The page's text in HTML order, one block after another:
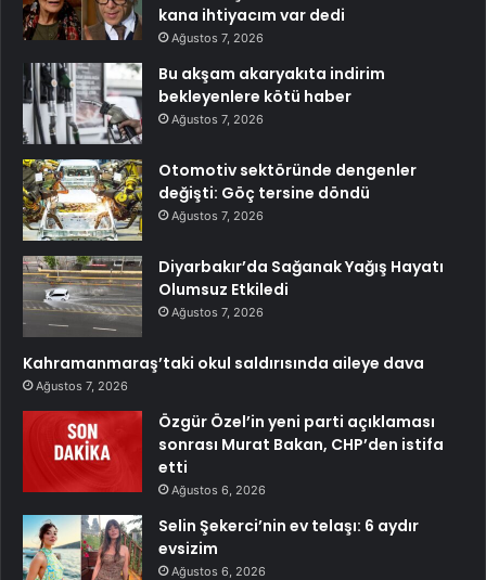
kana ihtiyacım var dedi
Ağustos 7, 2026
Bu akşam akaryakıta indirim
bekleyenlere kötü haber
Ağustos 7, 2026
Otomotiv sektöründe dengenler
değişti: Göç tersine döndü
Ağustos 7, 2026
Diyarbakır’da Sağanak Yağış Hayatı
Olumsuz Etkiledi
Ağustos 7, 2026
Kahramanmaraş’taki okul saldırısında aileye dava
Ağustos 7, 2026
Özgür Özel’in yeni parti açıklaması
sonrası Murat Bakan, CHP’den istifa
etti
Ağustos 6, 2026
Selin Şekerci’nin ev telaşı: 6 aydır
evsizim
Ağustos 6, 2026